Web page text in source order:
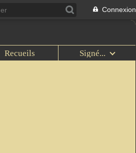
Connexion
Recueils Signé...